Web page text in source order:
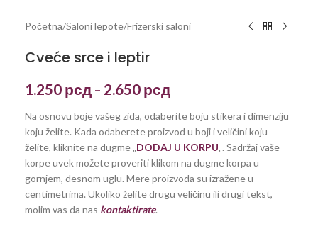
Početna/Saloni lepote/Frizerski saloni
Cveće srce i leptir
1.250 рсд – 2.650 рсд
Na osnovu boje vašeg zida, odaberite boju stikera i dimenziju
koju želite. Kada odaberete proizvod u boji i veličini koju
želite, kliknite na dugme „DODAJ U KORPU„. Sadržaj vaše
korpe uvek možete proveriti klikom na dugme korpa u
gornjem, desnom uglu. Mere proizvoda su izražene u
centimetrima. Ukoliko želite drugu veličinu ili drugi tekst,
molim vas da nas kontaktirate.